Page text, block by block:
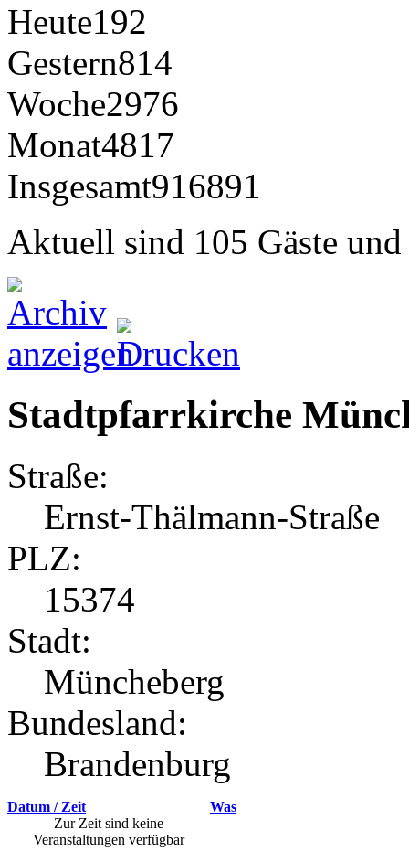
Heute192
Gestern814
Woche2976
Monat4817
Insgesamt916891
Aktuell sind 105 Gäste
Stadtpfarrkirche
Straße:
Ernst-Thälmann-Straße
PLZ:
15374
Stadt:
Müncheberg
Bundesland:
Brandenburg
Datum / Zeit
Was
Zur Zeit sind keine
Veranstaltungen verfügbar